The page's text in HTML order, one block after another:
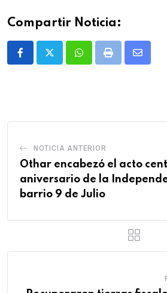
Compartir Noticia:
WhatsappPrint
Share
NOTICIA ANTERIOR
Othar encabezó el acto
aniversario de la
barrio 9 de Julio